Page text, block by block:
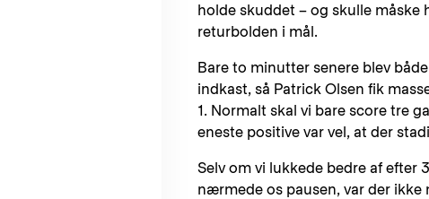
holde skuddet – og skulle måske
returbolden i mål.
Bare to minutter senere blev
indkast, så Patrick Olsen fik
1. Normalt skal vi bare score tre
eneste positive var vel, at der
Selv om vi lukkede bedre af efter
nærmede os pausen, var der ikke